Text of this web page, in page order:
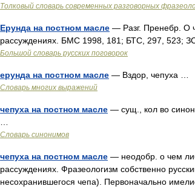
Толковый словарь современных разговорных
Ерунда на постном масле — Разг. Пренебр. О
рассуждениях. БМС 1998, 181; БТС, 297, 523;
Большой словарь русских поговорок
ерунда на постном масле — Вздор, чепуха …
Словарь многих выражений
чепуха на постном масле — сущ., кол во
Словарь синонимов
чепуха на постном масле — неодобр. о чем
рассуждениях. Фразеологизм собственно
несохранившегося чепа). Первоначально